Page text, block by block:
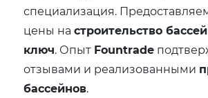
специализация.
цены настроительство
ключ. Опыт Fountrade
отзывами и реализованными
бассейнов.